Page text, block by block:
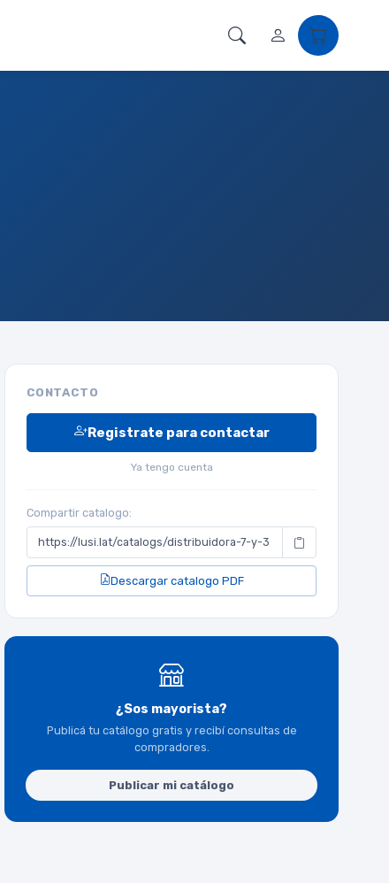
CONTACTO
Registrate para contactar
Ya tengo cuenta
Compartir catalogo:
Descargar catalogo PDF
¿Sos mayorista?
Publicá tu catálogo gratis y recibí consultas de
compradores.
Publicar mi catálogo